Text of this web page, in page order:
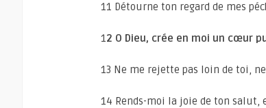
11 Détourne ton regard de mes
12 O Dieu, crée en moi un cœur
13 Ne me rejette pas loin de toi,
14 Rends-moi la joie de ton salut,